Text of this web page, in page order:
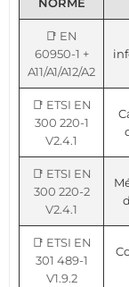
NORME
📑 EN
60950-1 +
A11/A1/A12/A2
📑 ETSI EN
300 220-1
V2.4.1
📑 ETSI EN
300 220-2
V2.4.1
📑 ETSI EN
301 489-1
V1.9.2